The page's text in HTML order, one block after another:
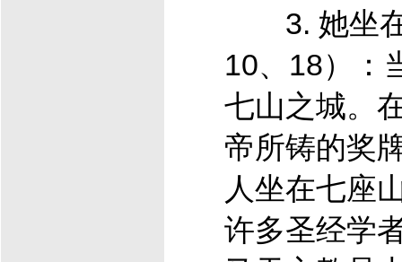
3. 她坐在
10、18）：
七山之城。
帝所铸的奖
人坐在七座
许多圣经学